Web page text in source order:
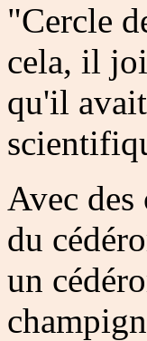
"Cercle
cela, il
qu'il
Avec
du
un